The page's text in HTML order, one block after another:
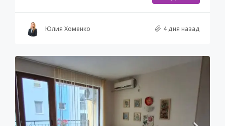
Юлия Хоменко 4 дня назад